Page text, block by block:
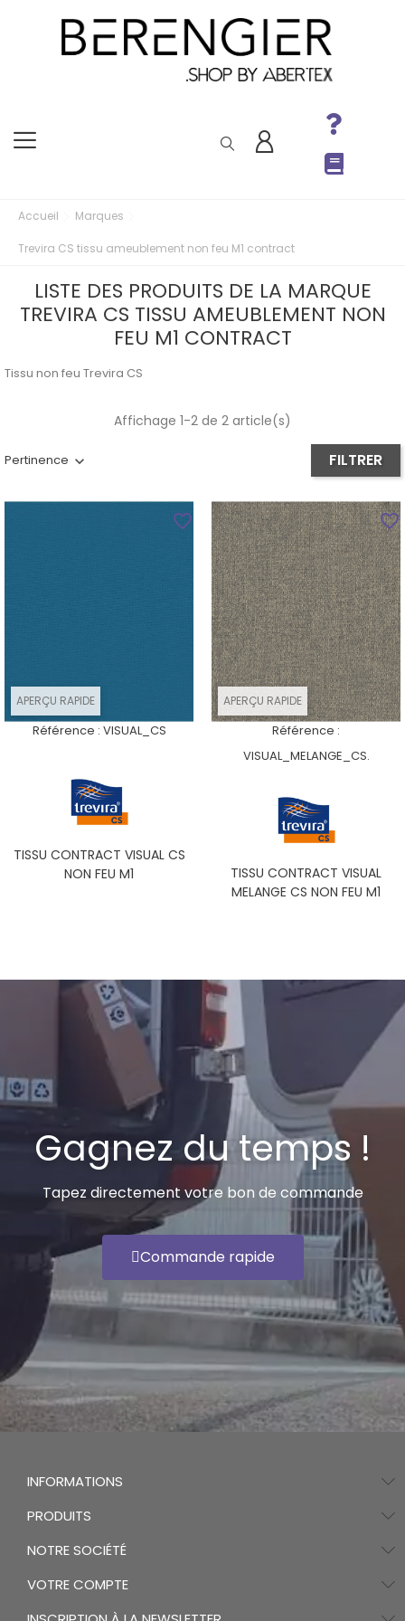
Accueil Marques
Trevira CS tissu ameublement non feu M1 contract
LISTE DES PRODUITS DE LA MARQUE
TREVIRA CS TISSU AMEUBLEMENT NON
FEU M1 CONTRACT
Tissu non feu Trevira CS
Pertinence FILTRER
Affichage 1-2 de 2 article(s)
APERÇU RAPIDE
Référence : VISUAL_CS
TISSU CONTRACT VISUAL CS
NON FEU M1
favorite_border
APERÇU RAPIDE
Référence :
VISUAL_MELANGE_CS.
TISSU CONTRACT VISUAL
MELANGE CS NON FEU M1
favorite_border
Gagnez du temps !
Tapez directement votre bon de commande
Commande rapide
INFORMATIONS
PRODUITS
NOTRE SOCIÉTÉ
VOTRE COMPTE